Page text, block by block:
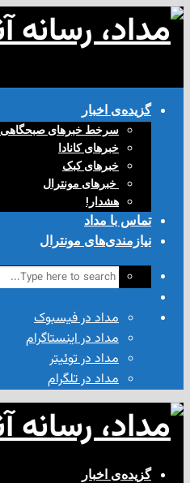
گزیده‌ی‌ اخبار
سرخط خبرهای صبحگاهی
خبرهای کانادا
خبرهای کبک
‌ خبرهای مونترال
هشدار!
تماس با مداد
نیازمندی‌های مونترال
مداد در فیسبوک
مداد در اینستاگرام
مداد در توئیتر
مداد در تلگرام
گزیده‌ی‌ اخبار